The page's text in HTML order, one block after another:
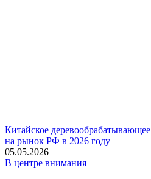
Китайское
на рынок РФ в 2026 году
05.05.2026
В центре внимания